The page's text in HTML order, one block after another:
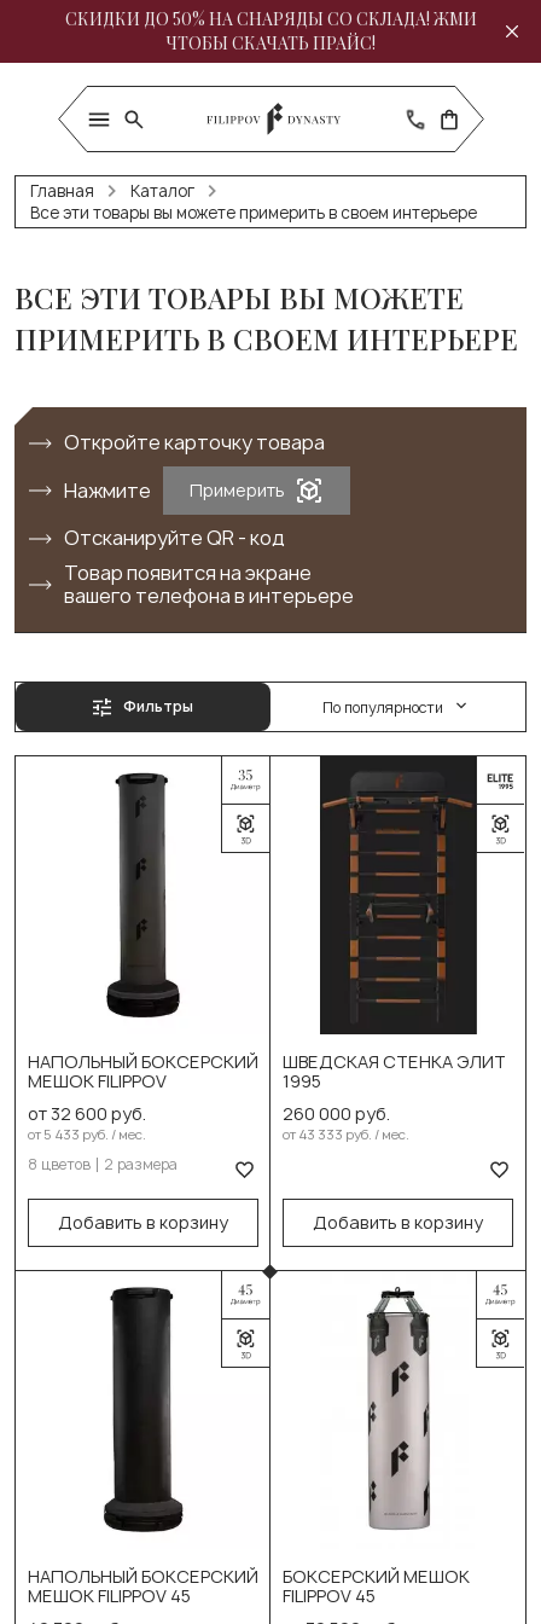
СКИДКИ ДО 50% НА СНАРЯДЫ СО СКЛАДА! ЖМИ
ЧТОБЫ СКАЧАТЬ ПРАЙС!
Главная
Каталог
Все эти товары вы можете примерить в своем интерьере
ВСЕ ЭТИ ТОВАРЫ ВЫ МОЖЕТЕ
ПРИМЕРИТЬ В СВОЕМ ИНТЕРЬЕРЕ
Откройте карточку товара
Нажмите
Примерить
Отсканируйте QR - код
Товар появится на экране
вашего телефона в интерьере
Фильтры По популярности
НАПОЛЬНЫЙ БОКСЕРСКИЙ
МЕШОК FILIPPOV
от 32 600 руб.
от 5 433 руб. / мес.
8 цветов 2 размера
Добавить в корзину
Выберите цвет:
Красный
Жёлтый
Графит
Серый
Белый
Выберите размер:
170см/35см/78кг
ШВЕДСКАЯ СТЕНКА ЭЛИТ
1995
260 000 руб.
от 43 333 руб. / мес.
Добавить в корзину
В корзину
НАПОЛЬНЫЙ БОКСЕРСКИЙ
МЕШОК FILIPPOV 45
Выберите цвет:
Серый
БОКСЕРСКИЙ МЕШОК
FILIPPOV 45
Выберите цвет:
Красный
Жёлтый
Зеленый
Светло серый